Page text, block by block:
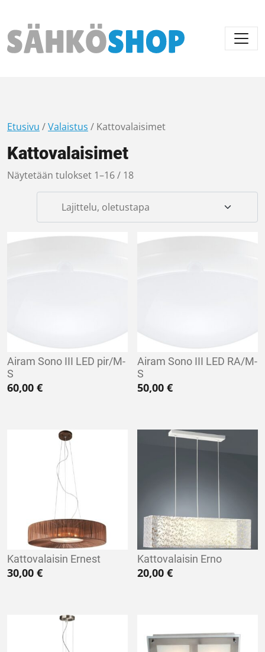
Päävalikko
Etusivu /Valaistus / Kattovalaisimet
Kattovalaisimet
Näytetään tulokset 1–16 / 18
Airam Sono III LED pir/M-
S
60,00 €
Airam Sono III LED RA/M-
S
50,00€
Kattovalaisin Ernest
30,00 €
Kattovalaisin Erno
20,00€